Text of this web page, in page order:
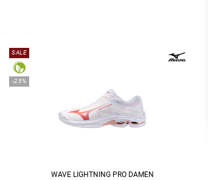
SALE
-25%
WAVE LIGHTNING PRO DAMEN